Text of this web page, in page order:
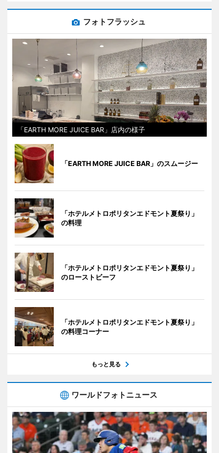
フォトフラッシュ
「EARTH MORE JUICE BAR」店内の様子
「EARTH MORE JUICE BAR」のスムージー
「ホテルメトロポリタンエドモント夏祭り」
の料理
「ホテルメトロポリタンエドモント夏祭り」
のローストビーフ
「ホテルメトロポリタンエドモント夏祭り」
の料理コーナー
もっと見る
ワールドフォトニュース